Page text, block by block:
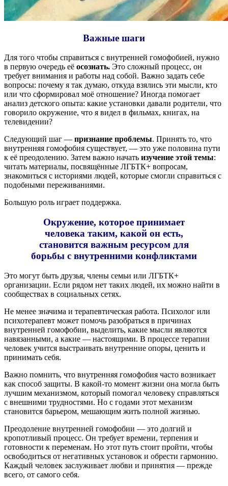
Важные шаги
Для того чтобы справиться с внутренней гомофобией, нужно
в первую очередь её осознать. Это сложный процесс, он
требует внимания и работы над собой. Важно задать себе
вопросы: почему я так думаю, откуда взялись эти мысли, кто
или что сформировал моё отношение? Иногда помогает
анализ детского опыта: какие установки давали родители, что
говорило окружение, что я видел в фильмах, книгах, на
телевидении?
Следующий шаг — признание проблемы. Принять то, что
внутренняя гомофобия существует, — это уже половина пути
к её преодолению. Затем важно начать изучение этой темы:
читать материалы, посвящённые ЛГБТК+ вопросам,
знакомиться с историями людей, которые смогли справиться с
подобными переживаниями.
Большую роль играет поддержка.
Окружение, которое принимает
человека таким, какой он есть,
становится важным ресурсом для
борьбы с внутренними конфликтами
Это могут быть друзья, члены семьи или ЛГБТК+
организации. Если рядом нет таких людей, их можно найти в
сообществах в социальных сетях.
Не менее значима и терапевтическая работа. Психолог или
психотерапевт может помочь разобраться в причинах
внутренней гомофобии, выделить, какие мысли являются
навязанными, а какие — настоящими. В процессе терапии
человек учится выстраивать внутренние опоры, ценить и
принимать себя.
Важно помнить, что внутренняя гомофобия часто возникает
как способ защиты. В какой-то момент жизни она могла быть
лучшим механизмом, который помогал человеку справляться
с внешними трудностями. Но с годами этот механизм
становится барьером, мешающим жить полной жизнью.
Преодоление внутренней гомофобии — это долгий и
кропотливый процесс. Он требует времени, терпения и
готовности к переменам. Но этот путь стоит пройти, чтобы
освободиться от негативных установок и обрести гармонию.
Каждый человек заслуживает любви и принятия — прежде
всего, от самого себя.